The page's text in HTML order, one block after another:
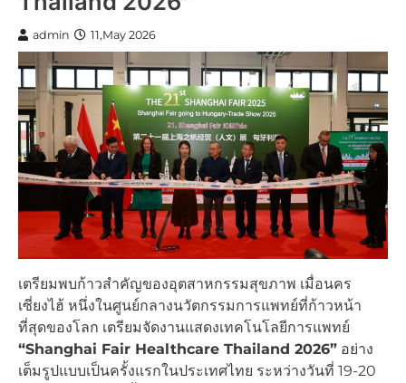
admin 11,May 2026
เตรียมพบก้าวสำคัญของอุตสาหกรรมสุขภาพ เมื่อนคร
เซี่ยงไฮ้ หนึ่งในศูนย์กลางนวัตกรรมการแพทย์ที่ก้าวหน้า
ที่สุดของโลก เตรียมจัดงานแสดงเทคโนโลยีการแพทย์
“Shanghai Fair Healthcare Thailand 2026” อย่าง
เต็มรูปแบบเป็นครั้งแรกในประเทศไทย ระหว่างวันที่ 19-20